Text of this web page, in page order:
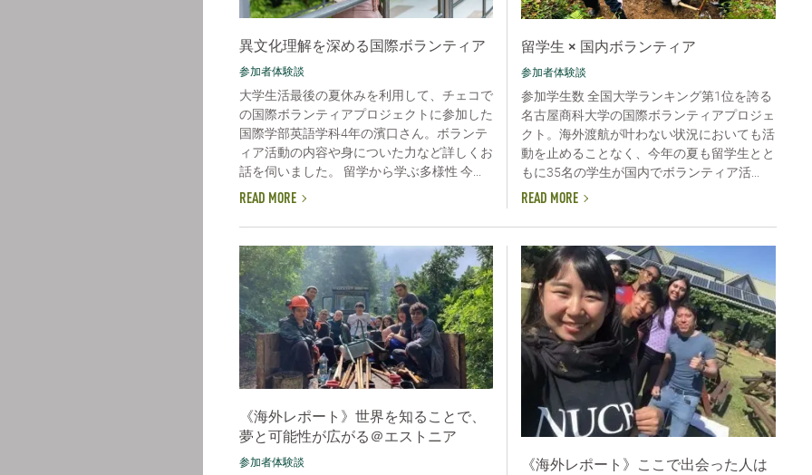
異文化理解を深める国際ボランティア
参加者体験談
大学生活最後の夏休みを利用して、チェコで
の国際ボランティアプロジェクトに参加した
国際学部英語学科4年の濱口さん。ボランテ
ィア活動の内容や身についた力など詳しくお
話を伺いました。 留学から学ぶ多様性 今...
READ MORE
留学生 × 国内ボランティア
参加者体験談
参加学生数 全国大学ランキング第1位を誇る
名古屋商科大学の国際ボランティアプロジェ
クト。海外渡航が叶わない状況においても活
動を止めることなく、今年の夏も留学生とと
もに35名の学生が国内でボランティア活...
READ MORE
《海外レポート》世界を知ることで、
夢と可能性が広がる＠エストニア
参加者体験談 《海外レポート》ここで出会った人は